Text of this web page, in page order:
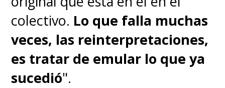
colectivo. Lo que falla muchas
veces, las reinterpretaciones,
es tratar de emular lo que ya
sucedió".